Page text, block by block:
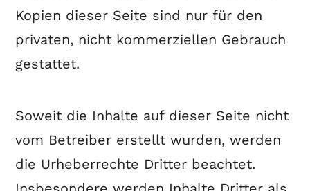
Kopien dieser Seite sind nur für den
privaten, nicht kommerziellen Gebrauch
gestattet.
Soweit die Inhalte auf dieser Seite nicht
vom Betreiber erstellt wurden, werden
die Urheberrechte Dritter beachtet.